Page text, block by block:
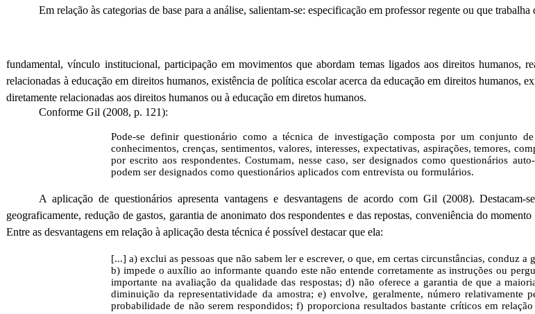
Em relação às categorias de base para a análise, salientam-se: especificação em professor regente ou que
fundamental, vínculo institucional, participação em movimentos que abordam temas ligados aos direitos humanos,
relacionadas à educação em direitos humanos, existência de política escolar acerca da educação em direitos humanos,
diretamente relacionadas aos direitos humanos ou à educação em diretos humanos.
Conforme Gil (2008, p. 121):
Pode-se definir questionário como a técnica de investigação composta por um conjunto
conhecimentos, crenças, sentimentos, valores, interesses, expectativas, aspirações, temores,
por escrito aos respondentes. Costumam, nesse caso, ser designados como questionários
podem ser designados como questionários aplicados com entrevista ou formulários.
A aplicação de questionários apresenta vantagens e desvantagens de acordo com Gil (2008). Destacam-
geograficamente, redução de gastos, garantia de anonimato dos respondentes e das repostas, conveniência do
Entre as desvantagens em relação à aplicação desta técnica é possível destacar que ela:
[...] a) exclui as pessoas que não sabem ler e escrever, o que, em certas circunstâncias, conduz a
impede o auxílio ao informante quando este não entende corretamente as instruções ou
importante na avaliação da qualidade das respostas; d) não oferece a garantia de que a
diminuição da representatividade da amostra; e) envolve, geralmente, número relativamente
probabilidade de não serem respondidos; f) proporciona resultados bastante críticos em